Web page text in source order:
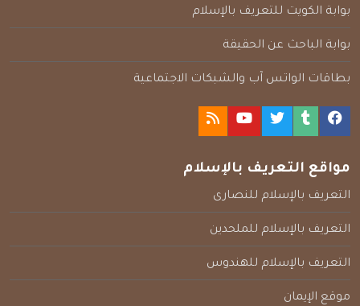
بوابة الكويت للتعريف بالإسلام
بوابة الباحث عن الحقيقة
بطاقات الواتس آب والشبكات الاجتماعية
مواقع التعريف بالإسلام
التعريف بالإسلام للنصارى
التعريف بالإسلام للملحدين
التعريف بالإسلام للهندوس
موقع الإيمان